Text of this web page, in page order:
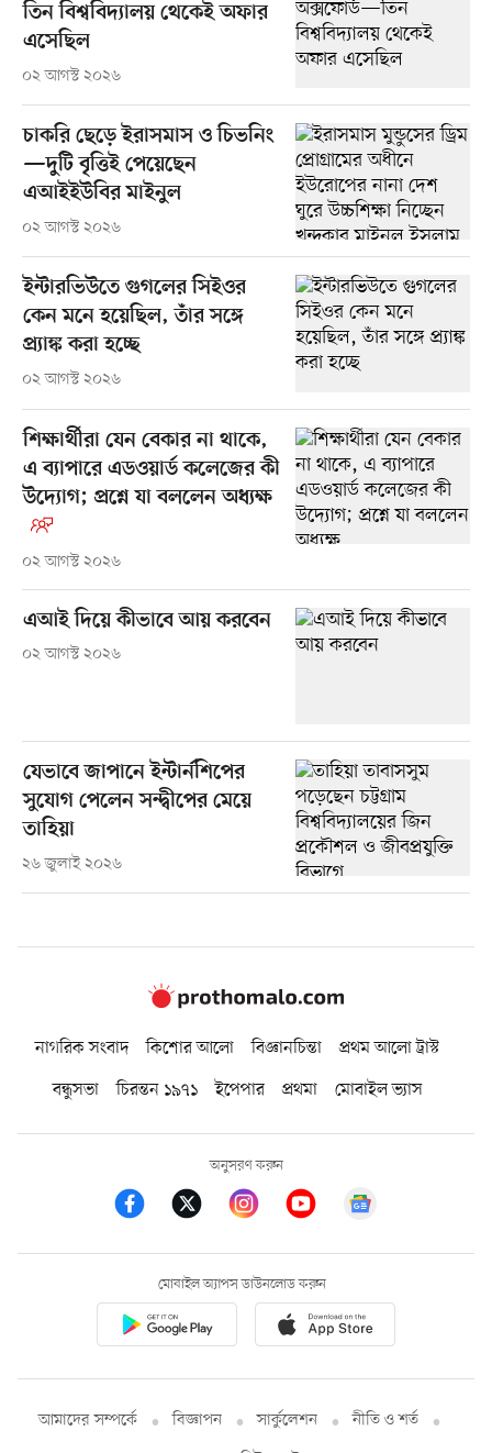
তিন বিশ্ববিদ্যালয় থেকেই অফার
এসেছিল
০২ আগস্ট ২০২৬
চাকরি ছেড়ে ইরাসমাস ও চিভনিং
—দুটি বৃত্তিই পেয়েছেন
এআইইউবির মাইনুল
০২ আগস্ট ২০২৬
ইন্টারভিউতে গুগলের সিইওর
কেন মনে হয়েছিল, তাঁর সঙ্গে
প্র্যাঙ্ক করা হচ্ছে
০২ আগস্ট ২০২৬
শিক্ষার্থীরা যেন বেকার না থাকে,
এ ব্যাপারে এডওয়ার্ড কলেজের কী
উদ্যোগ; প্রশ্নে যা বললেন অধ্যক্ষ
০২ আগস্ট ২০২৬
এআই দিয়ে কীভাবে আয় করবেন
০২ আগস্ট ২০২৬
যেভাবে জাপানে ইন্টার্নশিপের
সুযোগ পেলেন সন্দ্বীপের মেয়ে
তাহিয়া
২৬ জুলাই ২০২৬
নাগরিক সংবাদ কিশোর আলো বিজ্ঞানচিন্তা
প্রথম আলো ট্রাস্ট
বন্ধুসভা
চিরন্তন ১৯৭১ ইপেপার প্রথমা মোবাইল ভ্যাস
অনুসরণ করুন
মোবাইল অ্যাপস ডাউনলোড করুন
আমাদের সম্পর্কে বিজ্ঞাপন সার্কুলেশন
নীতি ও শর্ত